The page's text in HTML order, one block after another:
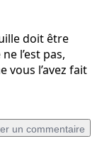
doit être
l’est pas,
vous l’avez fait
un commentaire